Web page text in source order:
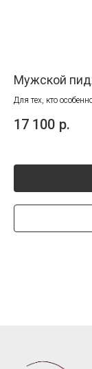
Мужской
Для тех, кто
17 100 р.